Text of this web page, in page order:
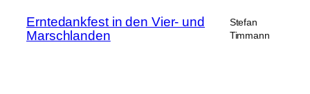
Erntedankfest in den Vier- und
Marschlanden
Stefan
Timmann